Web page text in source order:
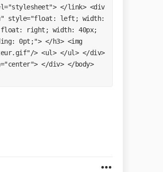
</link> <div
style="float: left; width:
right; width: 40px;
0pt;"> </h3> <img
> <ul> </ul> </div>
</div> </body>